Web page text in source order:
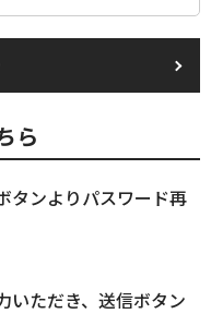
ら
タンよりパスワード再
いただき、送信ボタン